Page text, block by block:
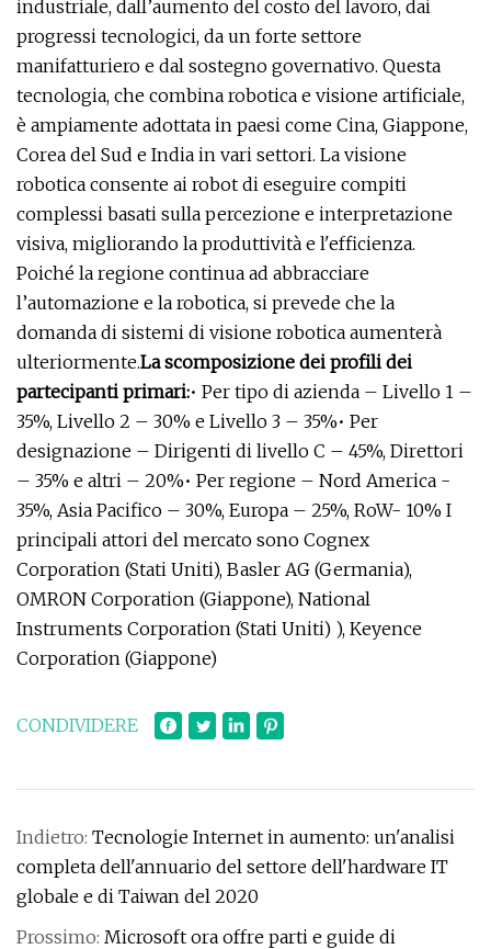
industriale, dall’aumento del costo del lavoro, dai
progressi tecnologici, da un forte settore
manifatturiero e dal sostegno governativo. Questa
tecnologia, che combina robotica e visione artificiale,
è ampiamente adottata in paesi come Cina, Giappone,
Corea del Sud e India in vari settori. La visione
robotica consente ai robot di eseguire compiti
complessi basati sulla percezione e interpretazione
visiva, migliorando la produttività e l'efficienza.
Poiché la regione continua ad abbracciare
l’automazione e la robotica, si prevede che la
domanda di sistemi di visione robotica aumenterà
ulteriormente.La scomposizione dei profili dei
partecipanti primari:• Per tipo di azienda – Livello 1 –
35%, Livello 2 – 30% e Livello 3 – 35%• Per
designazione – Dirigenti di livello C – 45%, Direttori
– 35% e altri – 20%• Per regione – Nord America -
35%, Asia Pacifico – 30%, Europa – 25%, RoW- 10% I
principali attori del mercato sono Cognex
Corporation (Stati Uniti), Basler AG (Germania),
OMRON Corporation (Giappone), National
Instruments Corporation (Stati Uniti) ), Keyence
Corporation (Giappone)
CONDIVIDERE
Indietro: Tecnologie Internet in aumento: un'analisi
completa dell'annuario del settore dell'hardware IT
globale e di Taiwan del 2020
Prossimo: Microsoft ora offre parti e guide di